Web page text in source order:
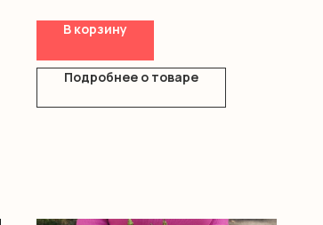
Оформление
В корзину
Подробнее о товаре